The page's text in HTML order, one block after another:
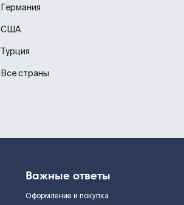
Германия
США
Турция
Все страны
Важные ответы
Оформление и покупка